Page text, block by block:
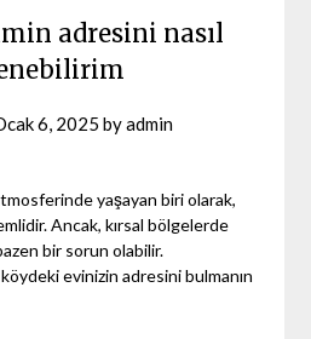
adresini nasıl
6, 2025 byadmin
yaşayan biri olarak,
Ancak, kırsal bölgelerde
bir sorun olabilir.
evinizin adresini bulmanın